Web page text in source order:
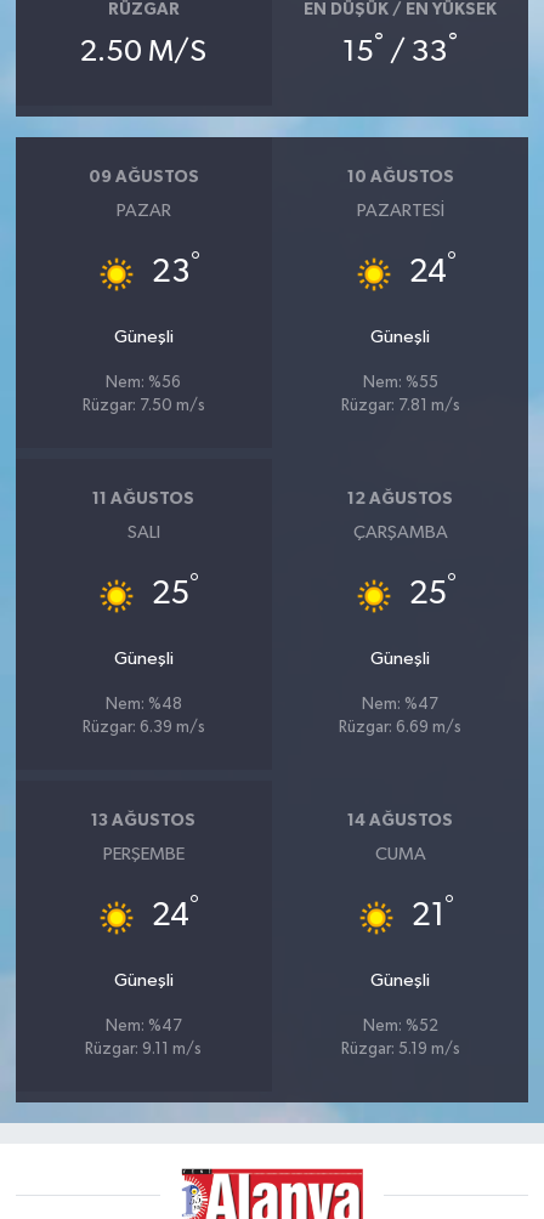
RÜZGAR
2.50 M/S
EN DÜŞÜK / EN YÜKSEK
15° / 33°
09 AĞUSTOS
PAZAR
23°
Güneşli
Nem: %56
Rüzgar: 7.50 m/s
10 AĞUSTOS
PAZARTESI
24°
Güneşli
Nem: %55
Rüzgar: 7.81 m/s
11 AĞUSTOS
SALI
25°
Güneşli
Nem: %48
Rüzgar: 6.39 m/s
12 AĞUSTOS
ÇARŞAMBA
25°
Güneşli
Nem: %47
Rüzgar: 6.69 m/s
13 AĞUSTOS
PERŞEMBE
24°
Güneşli
Nem: %47
Rüzgar: 9.11 m/s
14 AĞUSTOS
CUMA
21 °
Güneşli
Nem: %52
Rüzgar: 5.19 m/s